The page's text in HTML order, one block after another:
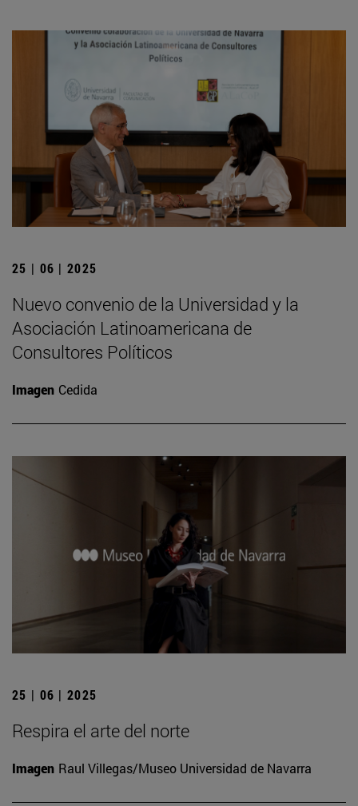
25 | 06 | 2025
Nuevo convenio de la Universidad y la
Asociación Latinoamericana de
Consultores Políticos
Imagen Cedida
25 | 06 | 2025
Respira el arte del norte
Imagen Raul Villegas/Museo Universidad de Navarra